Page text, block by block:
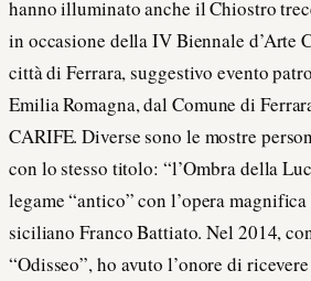
hanno illuminato anche il Chiostro
in occasione della IV Biennale d’Arte
città di Ferrara, suggestivo evento
Emilia Romagna, dal Comune di
CARIFE. Diverse sono le mostre
con lo stesso titolo: “l’Ombra della
legame “antico” con l’opera
siciliano Franco Battiato. Nel 2014,
“Odisseo”, ho avuto l’onore di